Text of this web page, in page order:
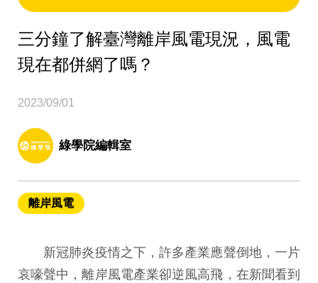
三分鐘了解臺灣離岸風電現況，風電
現在都併網了嗎？
2023/09/01
綠學院編輯室
離岸風電
新冠肺炎疫情之下，許多產業應聲倒地，一片
哀嚎聲中，離岸風電產業卻逆風高飛，在新聞看到